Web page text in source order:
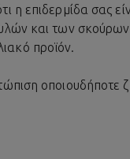
η επιδερμίδα σας
και των
προϊόν.
οποιουδήποτε